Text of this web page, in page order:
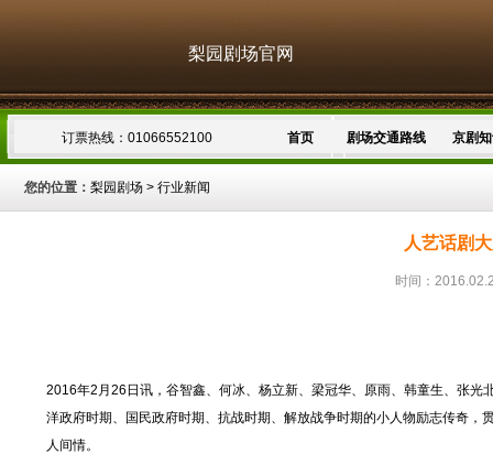
梨园剧场官网
订票热线：01066552100 首页 剧场交通路线 京剧
您的位置： 梨园剧场 > 行业新闻
人艺话剧
时间：
2016年2月26日讯，谷智鑫、何冰、杨立新、梁冠华、原雨、韩童生、张
洋政府时期、国民政府时期、抗战时期、解放战争时期的小人物励志传奇
人间情。